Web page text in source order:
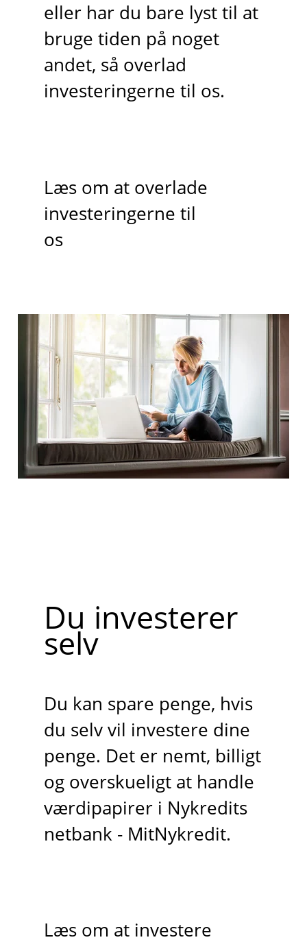
eller har du bare lyst til at
bruge tiden på noget
andet, så overlad
investeringerne til os.
Læs om at overlade
investeringerne til
os
Du investerer
selv
Du kan spare penge, hvis
du selv vil investere dine
penge. Det er nemt, billigt
og overskueligt at handle
værdipapirer i Nykredits
netbank - MitNykredit.
Læs om at investere